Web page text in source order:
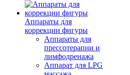
Аппараты для
коррекции фигуры
Аппараты для
прессотерапии и
лимфодренажа
Аппарат для LPG